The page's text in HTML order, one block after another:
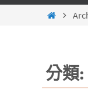
Home
分類: